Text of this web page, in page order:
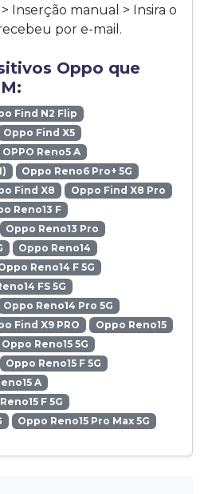
Inserção manual > Insira o
por e-mail.
Oppo que
Find N2 Flip
Oppo Find X5
OPPO Reno5 A
Oppo Reno6 Pro+ 5G
Find X8
Oppo Find X8 Pro
Reno13 F
Oppo Reno13 Pro
Oppo Reno14
Reno14 F 5G
FS 5G
Oppo Reno14 Pro 5G
Find X9 PRO
Oppo Reno15
Oppo Reno15 5G
Oppo Reno15 F 5G
A
F 5G
Oppo Reno15 Pro Max 5G